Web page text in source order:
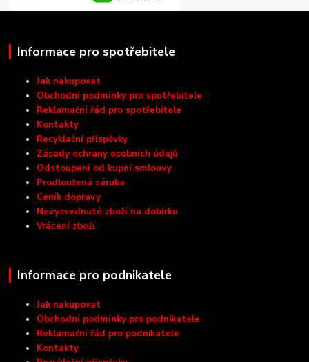
Informace pro spotřebitele
Jak nakupovat
Obchodní podmínky pro spotřebitele
Reklamační řád pro spotřebitele
Kontakty
Recyklační příspěvky
Zásady ochrany osobních údajů
Odstoupení od kupní smlouvy
Prodloužená záruka
Ceník dopravy
Nevyzvednuté zboží na dobírku
Vrácení zboží
Informace pro podnikatele
Jak nakupovat
Obchodní podmínky pro podnikatele
Reklamační řád pro podnikatele
Kontakty